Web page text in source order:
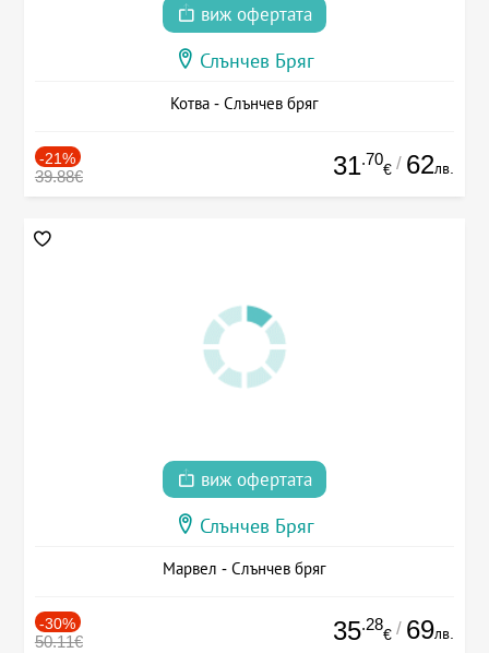
виж офертата
Слънчев Бряг
Котва - Слънчев бряг
-21%
39.88€ 31.70
€ / 62лв.
виж офертата
Слънчев Бряг
Марвел - Слънчев бряг
-30%
50.11€ 35.28
€ / 69лв.